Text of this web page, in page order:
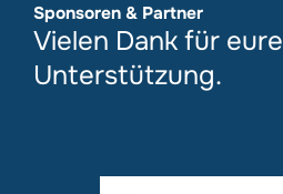
Sponsoren & Partner
Vielen Dank für eure
Unterstützung.